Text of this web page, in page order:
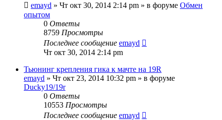
emayd » Чт окт 30, 2014 2:14 pm » в форуме Обмен
опытом
0 Ответы
8759 Просмотры
Последнее сообщение emayd
Чт окт 30, 2014 2:14 pm
Тьюнинг крепления гика к мачте на 19R
emayd » Чт окт 23, 2014 10:32 pm » в форуме
Ducky19/19r
0 Ответы
10553 Просмотры
Последнее сообщение emayd